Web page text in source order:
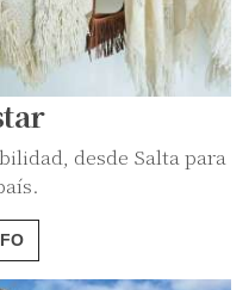
desde Salta para